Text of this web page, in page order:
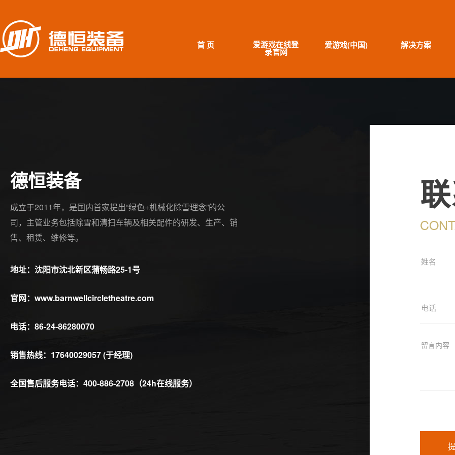
首 页 爱游戏在线登
录官网
爱游戏(中国) 解决方案
德恒装备
成立于2011年，是国内首家提出“绿色+机械化除雪理念”的公
司，主管业务包括除雪和清扫车辆及相关配件的研发、生产、销
售、租赁、维修等。
地址：沈阳市沈北新区蒲畅路25-1号
官网：www.barnwellcircletheatre.com
电话：86-24-86280070
销售热线：17640029057 (于经理)
全国售后服务电话：400-886-2708（24h在线服务）